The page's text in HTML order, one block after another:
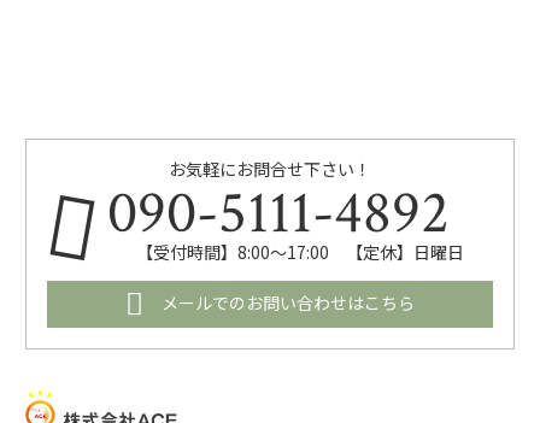
お気軽にお問合せ下さい！
090-5111-4892
【受付時間】8:00～17:00 【定休】日曜日
メールでのお問い合わせはこちら